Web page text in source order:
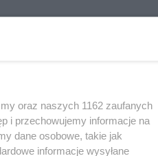
oraz naszych 1162 zaufanych
i przechowujemy informacje na
dane osobowe, takie jak
informacje wysyłane